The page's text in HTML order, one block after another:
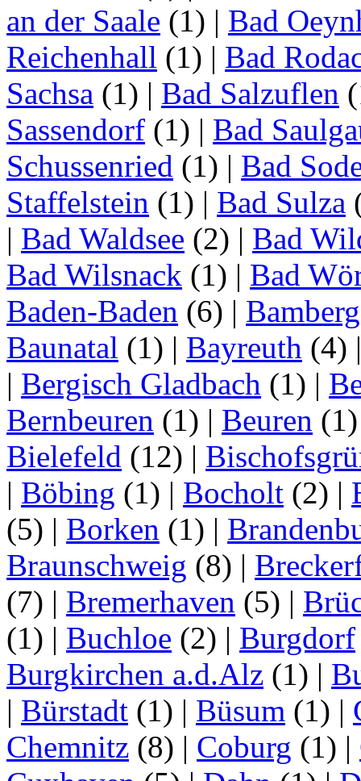
an der Saale (1) | Bad
Reichenhall (1) | Bad
Sachsa (1) | Bad Salzuflen
Sassendorf (1) | Bad
Schussenried (1) | Bad
Staffelstein (1) | Bad Sulza
| Bad Waldsee (2) | Bad
Bad Wilsnack (1) | Bad
Baden-Baden (6) | Bamberg
Baunatal (1) | Bayreuth (4)
| Bergisch Gladbach (1) |
Bernbeuren (1) | Beuren
Bielefeld (12) |
| Böbing (1) | Bocholt (2) |
(5) | Borken (1) |
Braunschweig (8) |
(7) | Bremerhaven (5) |
(1) | Buchloe (2) | Burgdorf
Burgkirchen a.d.Alz (1) |
| Bürstadt (1) | Büsum (1) |
Chemnitz (8) | Coburg (1) |